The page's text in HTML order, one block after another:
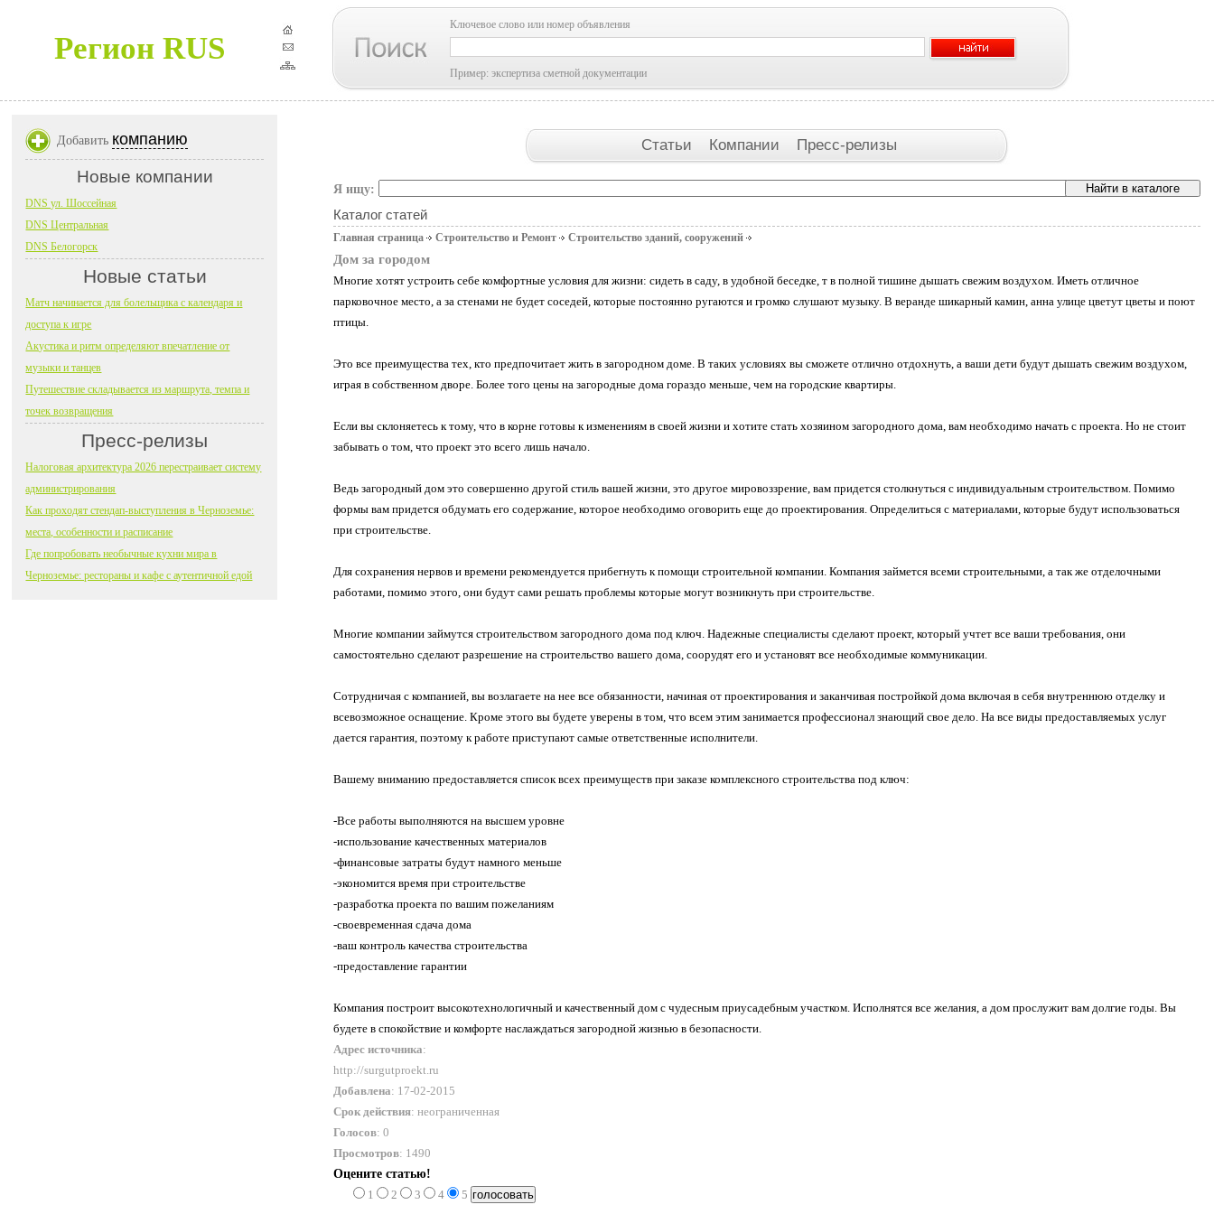
Регион RUS
Ключевое слово или номер объявления
Пример: экспертиза сметной документации
Статьи Компании Пресс-релизы
Я ищу:
Каталог статей
Главная страница Строительство и Ремонт Строительство зданий, сооружений
Дом за городом
Многие хотят устроить себе комфортные условия для жизни: сидеть в саду, в удобной беседке, т в полной тишине дышать свежим воздухом. Иметь отличное
парковочное место, а за стенами не будет соседей, которые постоянно ругаются и громко слушают музыку. В веранде шикарный камин, анна улице цветут цветы и поют
птицы.
Это все преимущества тех, кто предпочитает жить в загородном доме. В таких условиях вы сможете отлично отдохнуть, а ваши дети будут дышать свежим воздухом,
играя в собственном дворе. Более того цены на загородные дома гораздо меньше, чем на городские квартиры.
Если вы склоняетесь к тому, что в корне готовы к изменениям в своей жизни и хотите стать хозяином загородного дома, вам необходимо начать с проекта. Но не стоит
забывать о том, что проект это всего лишь начало.
Ведь загородный дом это совершенно другой стиль вашей жизни, это другое мировоззрение, вам придется столкнуться с индивидуальным строительством. Помимо
формы вам придется обдумать его содержание, которое необходимо оговорить еще до проектирования. Определиться с материалами, которые будут использоваться
при строительстве.
Для сохранения нервов и времени рекомендуется прибегнуть к помощи строительной компании. Компания займется всеми строительными, а так же отделочными
работами, помимо этого, они будут сами решать проблемы которые могут возникнуть при строительстве.
Многие компании займутся строительством загородного дома под ключ. Надежные специалисты сделают проект, который учтет все ваши требования, они
самостоятельно сделают разрешение на строительство вашего дома, соорудят его и установят все необходимые коммуникации.
Сотрудничая с компанией, вы возлагаете на нее все обязанности, начиная от проектирования и заканчивая постройкой дома включая в себя внутреннюю отделку и
всевозможное оснащение. Кроме этого вы будете уверены в том, что всем этим занимается профессионал знающий свое дело. На все виды предоставляемых услуг
дается гарантия, поэтому к работе приступают самые ответственные исполнители.
Вашему вниманию предоставляется список всех преимуществ при заказе комплексного строительства под ключ:
-Все работы выполняются на высшем уровне
-использование качественных материалов
-финансовые затраты будут намного меньше
-экономится время при строительстве
-разработка проекта по вашим пожеланиям
-своевременная сдача дома
-ваш контроль качества строительства
-предоставление гарантии
Компания построит высокотехнологичный и качественный дом с чудесным приусадебным участком. Исполнятся все желания, а дом прослужит вам долгие годы. Вы
будете в спокойствие и комфорте наслаждаться загородной жизнью в безопасности.
Адрес источника:
http://surgutproekt.ru
Добавлена: 17-02-2015
Срок действия: неограниченная
Голосов: 0
Просмотров: 1490
Оцените статью!
1 2 3 4 5
Добавить компанию
Новые компании
DNS ул. Шоссейная
DNS Центральная
DNS Белогорск
Новые статьи
Матч начинается для болельщика с календаря и
доступа к игре
Акустика и ритм определяют впечатление от
музыки и танцев
Путешествие складывается из маршрута, темпа и
точек возвращения
Пресс-релизы
Налоговая архитектура 2026 перестраивает систему
администрирования
Как проходят стендап-выступления в Черноземье:
места, особенности и расписание
Где попробовать необычные кухни мира в
Черноземье: рестораны и кафе с аутентичной едой